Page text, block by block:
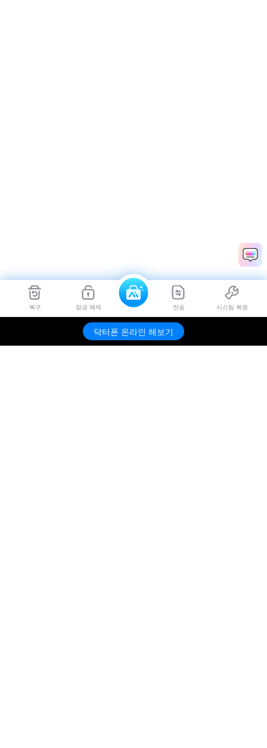
복구 잠금 해제 전송 시스팀 복원
닥터폰 온라인 해보기
Dr.Fone 무료 체험하기